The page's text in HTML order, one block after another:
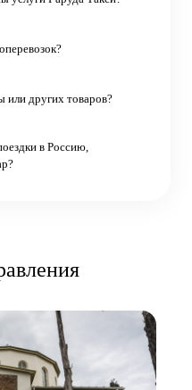
или других товаров?
в Россию,